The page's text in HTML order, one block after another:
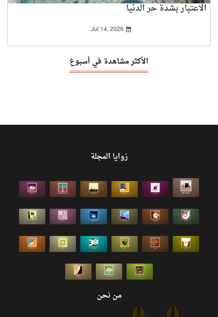
الاعتبار بشدة حر الدنيا
Jul 14, 2026
الأكثر مشاهدة في أسبوع
زوايا المجلة
من نحن